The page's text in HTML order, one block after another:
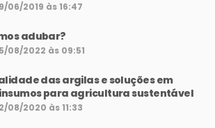
06/2019 às 16:47
adubar?
08/2022 às 09:51
das argilas e soluções em
para agricultura sustentável
08/2020 às 11:33